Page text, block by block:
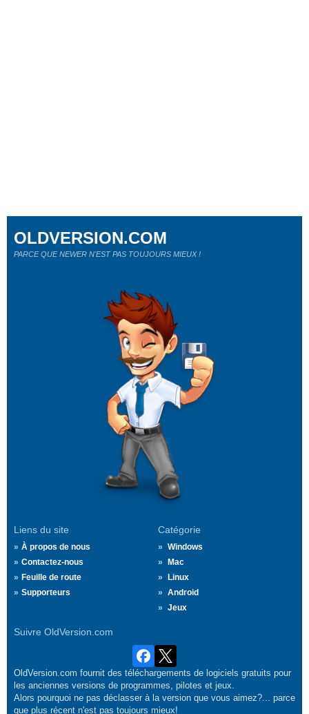
Liens du site
À propos de nous
Contactez-nous
Feuille de route
Supporteurs
Catégorie
Windows
Mac
Linux
Android
Jeux
Suivre OldVersion.com
OLDVERSION.COM
PARCE QUE NEWER N'EST PAS TOUJOURS MIEUX !
OldVersion.com fournit des téléchargements de logiciels gratuits pour
les anciennes versions de programmes, pilotes et jeux.
Alors pourquoi ne pas déclasser à la version que vous aimez?... parce
que plus récent n'est pas toujours mieux!